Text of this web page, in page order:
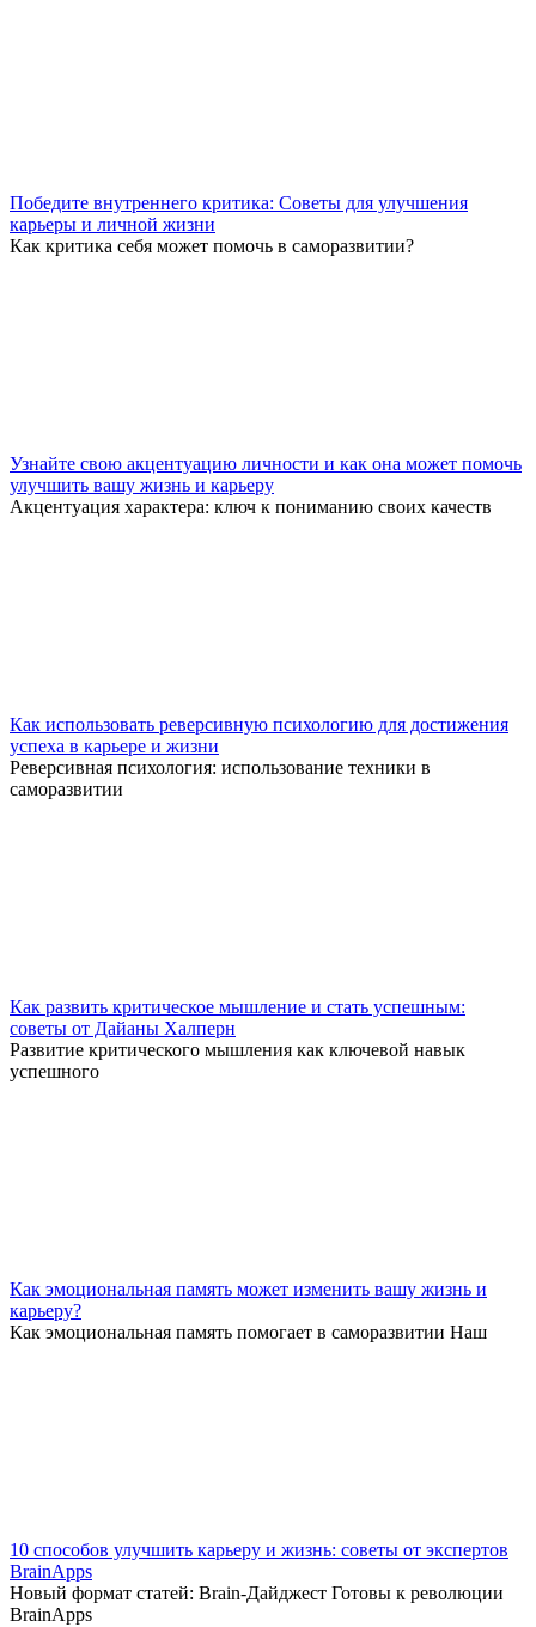
Победите внутреннего критика: Советы для улучшения
карьеры и личной жизни
Как критика себя может помочь в саморазвитии?
Узнайте свою акцентуацию личности и как она может помочь
улучшить вашу жизнь и карьеру
Акцентуация характера: ключ к пониманию своих качеств
Как использовать реверсивную психологию для достижения
успеха в карьере и жизни
Реверсивная психология: использование техники в
саморазвитии
Как развить критическое мышление и стать успешным:
советы от Дайаны Халперн
Развитие критического мышления как ключевой навык
успешного
Как эмоциональная память может изменить вашу жизнь и
карьеру?
Как эмоциональная память помогает в саморазвитии Наш
10 способов улучшить карьеру и жизнь: советы от экспертов
BrainApps
Новый формат статей: Brain-Дайджест Готовы к революции
BrainApps